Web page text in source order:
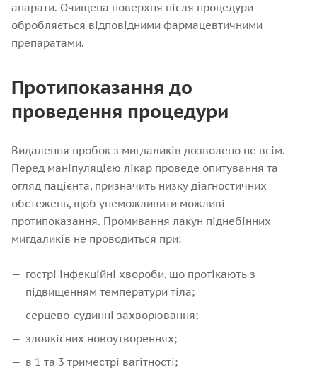
апарати. Очищена поверхня після процедури
обробляється відповідними фармацевтичними
препаратами.
Протипоказання до
проведення процедури
Видалення пробок з мигдаликів дозволено не всім.
Перед маніпуляцією лікар проведе опитування та
огляд пацієнта, призначить низку діагностичних
обстежень, щоб унеможливити можливі
протипоказання. Промивання лакун піднебінних
мигдаликів не проводиться при:
гострі інфекційні хвороби, що протікають з
підвищенням температури тіла;
серцево-судинні захворювання;
злоякісних новоутвореннях;
в 1 та 3 триместрі вагітності;